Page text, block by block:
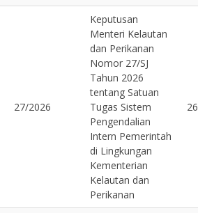
27/2026
Keputusan
Menteri Kelautan
dan Perikanan
Nomor 27/SJ
Tahun 2026
tentang Satuan
Tugas Sistem
Pengendalian
Intern Pemerintah
di Lingkungan
Kementerian
Kelautan dan
Perikanan